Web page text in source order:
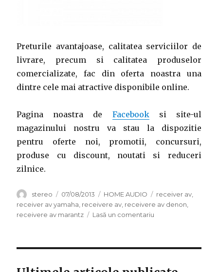
Preturile avantajoase, calitatea serviciilor de
livrare, precum si calitatea produselor
comercializate, fac din oferta noastra una
dintre cele mai atractive disponibile online.
Pagina noastra de Facebooksi site-ul
magazinului nostru va stau la dispozitie
pentru oferte noi, promotii, concursuri,
produse cu discount, noutati si reduceri
zilnice.
Autor
stereo
Publicat
pe
07/08/2013 Categorii
HOME AUDIO Etichete
receiver av
receiver av yamaha receivere av receivere av denon
receivere av marantz
Lasă un comentariu